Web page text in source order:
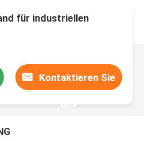
für industriellen
Kontaktieren Sie
uns